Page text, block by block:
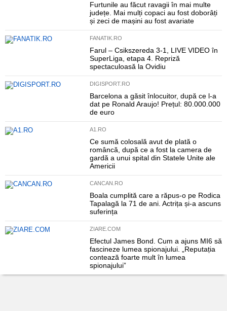
Furtunile au făcut ravagii în mai multe
județe. Mai mulți copaci au fost doborâți
și zeci de mașini au fost avariate
FANATIK.RO
Farul – Csikszereda 3-1, LIVE VIDEO în
SuperLiga, etapa 4. Repriză
spectaculoasă la Ovidiu
DIGISPORT.RO
Barcelona a găsit înlocuitor, după ce l-a
dat pe Ronald Araujo! Prețul: 80.000.000
de euro
A1.RO
Ce sumă colosală avut de plată o
româncă, după ce a fost la camera de
gardă a unui spital din Statele Unite ale
Americii
CANCAN.RO
Boala cumplită care a răpus-o pe Rodica
Tapalagă la 71 de ani. Actrița și-a ascuns
suferința
ZIARE.COM
Efectul James Bond. Cum a ajuns MI6 să
fascineze lumea spionajului. „Reputația
contează foarte mult în lumea
spionajului”